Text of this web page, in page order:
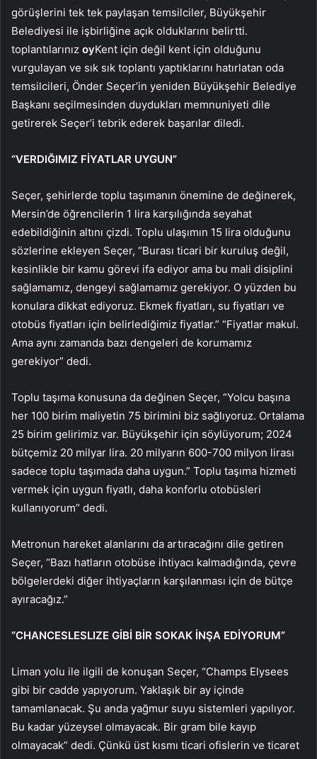
görüşlerini tek tek paylaşan temsilciler, Büyükşehir
Belediyesi ile işbirliğine açık olduklarını belirtti.
toplantılarınız oyKent için değil kent için olduğunu
vurgulayan ve sık sık toplantı yaptıklarını hatırlatan oda
temsilcileri, Önder Seçer’in yeniden Büyükşehir Belediye
Başkanı seçilmesinden duydukları memnuniyeti dile
getirerek Seçer’i tebrik ederek başarılar diledi.
“VERDIĞIMIZ FİYATLAR UYGUN”
Seçer, şehirlerde toplu taşımanın önemine de değinerek,
Mersin’de öğrencilerin 1 lira karşılığında seyahat
edebildiğinin altını çizdi. Toplu ulaşımın 15 lira olduğunu
sözlerine ekleyen Seçer, “Burası ticari bir kuruluş değil,
kesinlikle bir kamu görevi ifa ediyor ama bu mali disiplini
sağlamamız, dengeyi sağlamamız gerekiyor. O yüzden bu
konulara dikkat ediyoruz. Ekmek fiyatları, su fiyatları ve
otobüs fiyatları için belirlediğimiz fiyatlar.” “Fiyatlar makul.
Ama aynı zamanda bazı dengeleri de korumamız
gerekiyor” dedi.
Toplu taşıma konusuna da değinen Seçer, “Yolcu başına
her 100 birim maliyetin 75 birimini biz sağlıyoruz. Ortalama
25 birim gelirimiz var. Büyükşehir için söylüyorum; 2024
bütçemiz 20 milyar lira. 20 milyarın 600-700 milyon lirası
sadece toplu taşımada daha uygun.” Toplu taşıma hizmeti
vermek için uygun fiyatlı, daha konforlu otobüsleri
kullanıyorum” dedi.
Metronun hareket alanlarını da artıracağını dile getiren
Seçer, “Bazı hatların otobüse ihtiyacı kalmadığında, çevre
bölgelerdeki diğer ihtiyaçların karşılanması için de bütçe
ayıracağız.”
“CHANCESLESLIZE GİBİ BİR SOKAK İNŞA EDİYORUM”
Liman yolu ile ilgili de konuşan Seçer, “Champs Elysees
gibi bir cadde yapıyorum. Yaklaşık bir ay içinde
tamamlanacak. Şu anda yağmur suyu sistemleri yapılıyor.
Bu kadar yüzeysel olmayacak. Bir gram bile kayıp
olmayacak” dedi. Çünkü üst kısmı ticari ofislerin ve ticaret